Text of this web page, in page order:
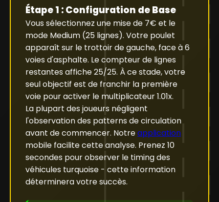
Étape 1 : Configuration de Base
Vous sélectionnez une mise de 7€ et le
mode Medium (25 lignes). Votre poulet
apparaît sur le trottoir de gauche, face à 6
voies d'asphalte. Le compteur de lignes
restantes affiche 25/25. À ce stade, votre
seul objectif est de franchir la première
voie pour activer le multiplicateur 1.01x.
La plupart des joueurs négligent
l'observation des patterns de circulation
avant de commencer. Notreapplication
mobile facilite cette analyse. Prenez 10
secondes pour observer le timing des
véhicules turquoise - cette information
déterminera votre succès.